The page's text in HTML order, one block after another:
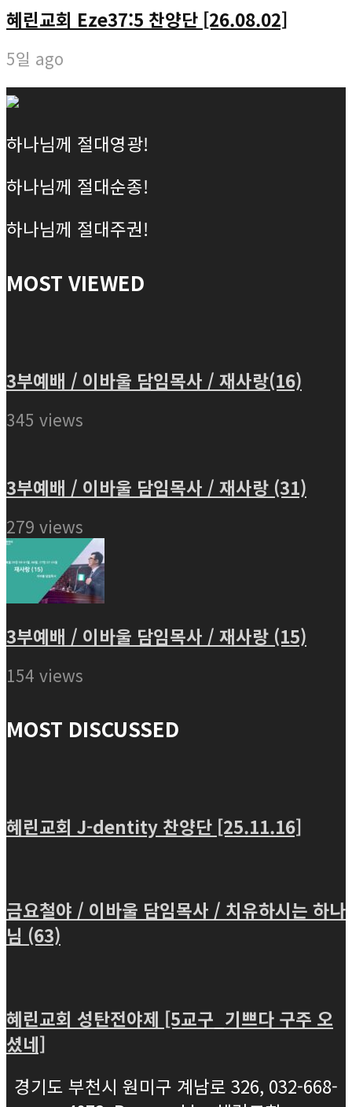
혜린교회 Eze37:5 찬양단 [26.08.02]
5일 ago
하나님께 절대영광!
하나님께 절대순종!
하나님께 절대주권!
MOST VIEWED
3부예배 / 이바울 담임목사 / 재사랑(16)
345 views
3부예배 / 이바울 담임목사 / 재사랑 (31)
279 views
3부예배 / 이바울 담임목사 / 재사랑 (15)
154 views
MOST DISCUSSED
혜린교회 J-dentity 찬양단 [25.11.16]
금요철야 / 이바울 담임목사 / 치유하시는 하나
님 (63)
혜린교회 성탄전야제 [5교구_기쁘다 구주 오
셨네]
경기도 부천시 원미구 계남로 326, 032-668-